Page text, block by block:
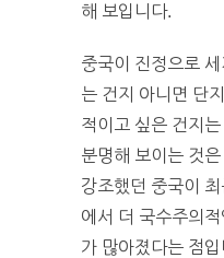
해 보입니다.
중국이 진정으로
는 건지 아니면 단
적이고 싶은 건지
분명해 보이는 것
강조했던 중국이
에서 더 국수주의
가 많아졌다는 점